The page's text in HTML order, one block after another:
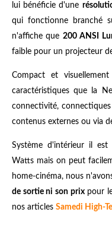
lui bénéficie d'une
qui fonctionne branché
n'affiche que 200 ANSI
faible pour un projecteur
Compact et
caractéristiques que la
connectivité,
contenus externes ou via
Système d'intérieur il
Watts mais on peut
home-cinéma, nous
de sortie ni son prixpour
nos articles Samedi High-